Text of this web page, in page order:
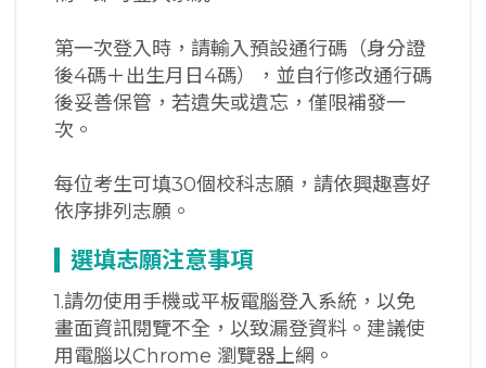
第一次登入時，請輸入預設通行碼（身分證
後4碼＋出生月日4碼），並自行修改通行碼
後妥善保管，若遺失或遺忘，僅限補發一
次。
每位考生可填30個校科志願，請依興趣喜好
依序排列志願。
選填志願注意事項
1.請勿使用手機或平板電腦登入系統，以免
畫面資訊閱覽不全，以致漏登資料。建議使
用電腦以Chrome 瀏覽器上網。